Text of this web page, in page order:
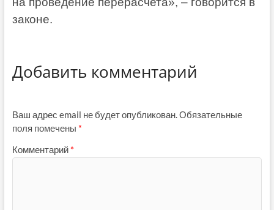
законе.
Добавить комментарий
Ваш адрес email не будет опубликован. Обязательные
поля помечены *
Комментарий *